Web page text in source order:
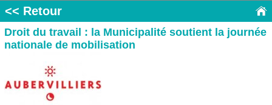
<< Retour
Droit du travail : la Municipalité soutient la journée
nationale de mobilisation